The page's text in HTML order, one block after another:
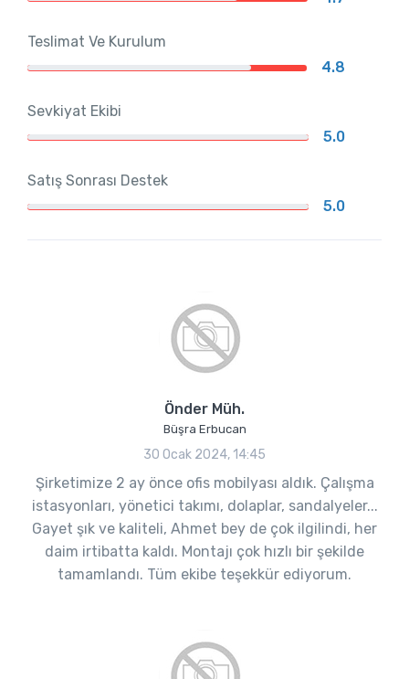
Teslimat Ve Kurulum
4.8
Sevkiyat Ekibi
5.0
Satış Sonrası Destek
5.0
Önder Müh.
Büşra Erbucan
30 Ocak 2024, 14:45
Şirketimize 2 ay önce ofis mobilyası aldık. Çalışma
istasyonları, yönetici takımı, dolaplar, sandalyeler...
Gayet şık ve kaliteli, Ahmet bey de çok ilgilindi, her
daim irtibatta kaldı. Montajı çok hızlı bir şekilde
tamamlandı. Tüm ekibe teşekkür ediyorum.